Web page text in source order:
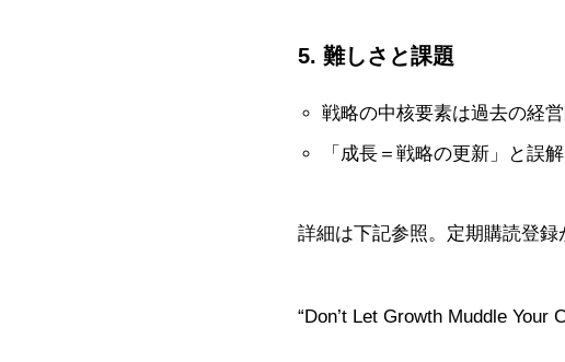
5. 難しさと課題
戦略の中核要素は過去の経
「成長＝戦略の更新」と誤
詳細は下記参照。定期購読登録
“Don’t Let Growth Muddle Your